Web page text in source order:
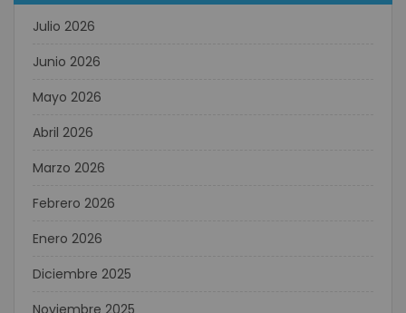
Julio 2026
Junio 2026
Mayo 2026
Abril 2026
Marzo 2026
Febrero 2026
Enero 2026
Diciembre 2025
Noviembre 2025